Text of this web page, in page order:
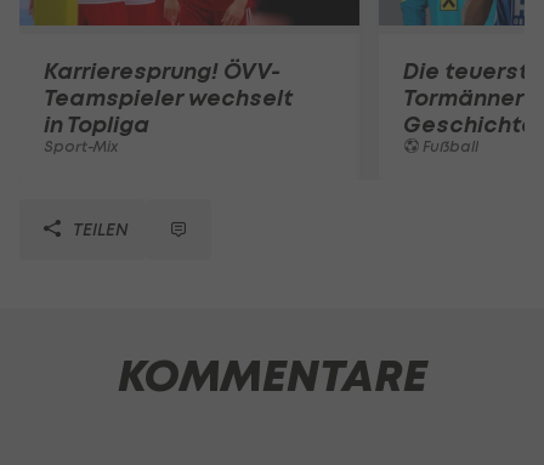
Karrieresprung! ÖVV-
Teamspieler wechselt
in Topliga
Sport-Mix
Die
Tormänner
Geschichte
Fußball
TEILEN
KOMMENTARE